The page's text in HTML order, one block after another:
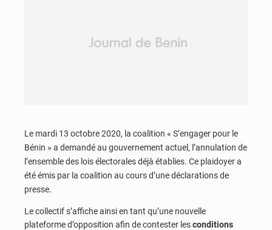
Le mardi 13 octobre 2020, la coalition « S’engager pour le
Bénin » a demandé au gouvernement actuel, l’annulation de
l’ensemble des lois électorales déjà établies. Ce plaidoyer a
été émis par la coalition au cours d’une déclarations de
presse.
Le collectif s’affiche ainsi en tant qu’une nouvelle
plateforme d’opposition afin de contester lesconditions